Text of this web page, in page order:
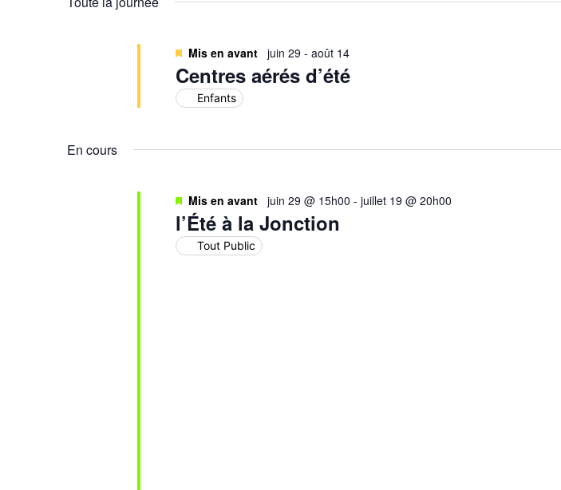
Centres aérés d’été
Mis en avant juin 29 - août 14
Enfants
En cours
l’Été à la Jonction
Mis en avant juin 29 @ 15h00 - juillet 19 @ 20h00
Tout Public